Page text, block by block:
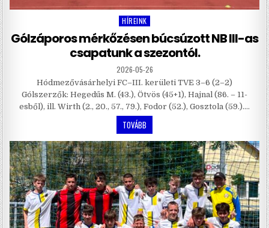
Posted
in
HÍREINK
Gólzáporos mérkőzésen búcsúzott NB III-as
csapatunk a szezontól.
2026-05-26
Hódmezővásárhelyi FC–III. kerületi TVE 3–6 (2–2)
Gólszerzők: Hegedűs M. (43.), Ötvös (45+1), Hajnal (86. – 11-
esből), ill. Wirth (2., 20., 57., 79.), Fodor (52.), Gosztola (59.)….
TOVÁBB